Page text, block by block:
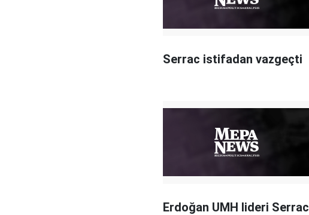
Serrac istifadan vazgeçti
Erdoğan UMH lideri Serrac